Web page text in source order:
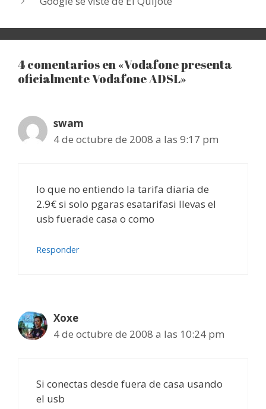
4 comentarios en «Vodafone presenta
oficialmente Vodafone ADSL»
swam
4 de octubre de 2008 a las 9:17 pm
lo que no entiendo la tarifa diaria de
2.9€ si solo pgaras esatarifasi llevas el
usb fuerade casa o como
Responder
Xoxe
4 de octubre de 2008 a las 10:24 pm
Si conectas desde fuera de casa usando
el usb